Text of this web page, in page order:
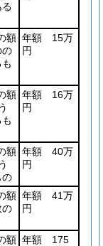
額
の
年額 15万
円
額 年額 16万
円
額
の
年額 40万
円
額
の
年額 41万
円
額 年額 175